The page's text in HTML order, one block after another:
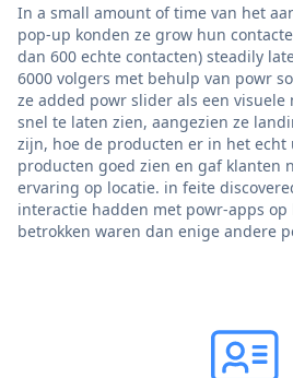
In a small amount of time van het
pop-up konden ze grow hun
dan 600 echte contacten) steadily
6000 volgers met behulp van powr
ze added powr slider als een
snel te laten zien, aangezien ze
zijn, hoe de producten er in het
producten goed zien en gaf klanten
ervaring op locatie. in feite
interactie hadden met powr-apps
betrokken waren dan enige andere